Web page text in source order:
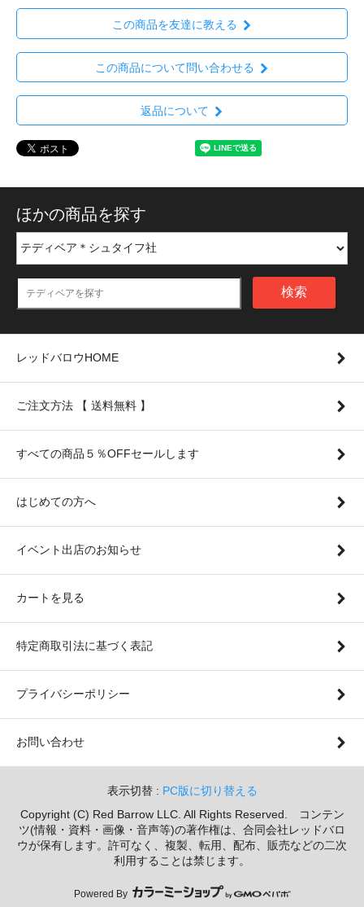
この商品を友達に教える
この商品について問い合わせる
返品について
ほかの商品を探す
検索
レッドバロウHOME
ご注文方法 【 送料無料 】
すべての商品５％OFFセールします
はじめての方へ
イベント出店のお知らせ
カートを見る
特定商取引法に基づく表記
プライバシーポリシー
お問い合わせ
表示切替 : PC版に切り替える
Copyright (C) Red Barrow LLC. All Rights Reserved. コンテン
ツ(情報・資料・画像・音声等)の著作権は、合同会社レッドバロ
ウが保有します。許可なく、複製、転用、配布、販売などの二次
利用することは禁じます。
Powered By